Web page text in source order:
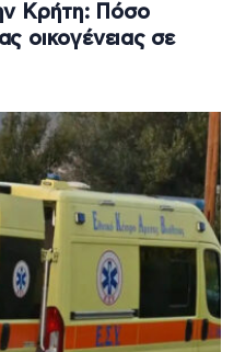
Κρήτη: Πόσο
οικογένειας σε